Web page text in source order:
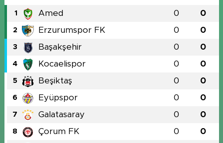
1 Amed 0 0
2 Erzurumspor FK 0 0
3 Başakşehir 0 0
4 Kocaelispor 0 0
5 Beşiktaş 0 0
6 Eyüpspor 0 0
7 Galatasaray 0 0
8 Çorum FK 0 0